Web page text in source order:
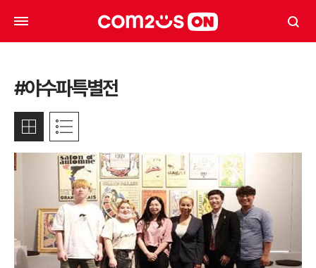
#야수파특별전